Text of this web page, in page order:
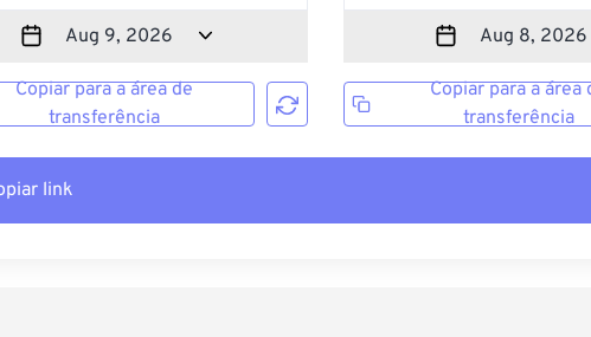
Copiar para a área de
transferência
Copiar para a área
transferência
link